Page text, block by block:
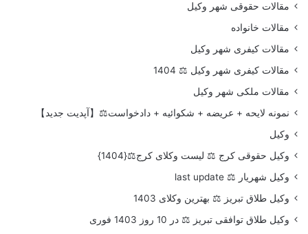
مقالات حقوقی شهر وکیل
مقالات خانواده
مقالات کیفری شهر وکیل
مقالات کیفری شهر وکیل ⚖️ 1404
مقالات ملکی شهر وکیل
نمونه لایحه + عریضه + شکوائیه + دادخواست⚖️【آپدیت جدید】
وکیل
وکیل حقوقی کرج ⚖️ لیست وکلای کرج⚖️{1404}
وکیل شهریار ⚖️ last update
وکیل طلاق تبریز ⚖️ بهترین وکلای 1403
وکیل طلاق توافقی تبریز ⚖️ در 10 روز 1403 فوری